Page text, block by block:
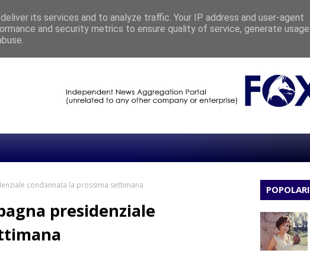
MASTROPASQUA SULLA CITTÀ QUOTIDIANA CHRONICLE
condannata la prossima settimana
presidenziale
POPOLARI
its services and to analyze traffic. Your IP address and user-agent
and security metrics to ensure quality of service, generate usage